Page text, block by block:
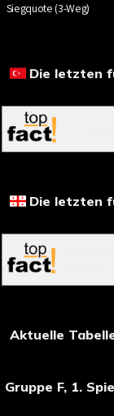
Siegquote (3-Weg)
Die letzten
Die letzten
Aktuelle
Gruppe F, 1.